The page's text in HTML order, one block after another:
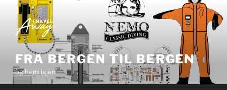
innhold
FRA BERGEN TIL BERGEN
og hem igjen